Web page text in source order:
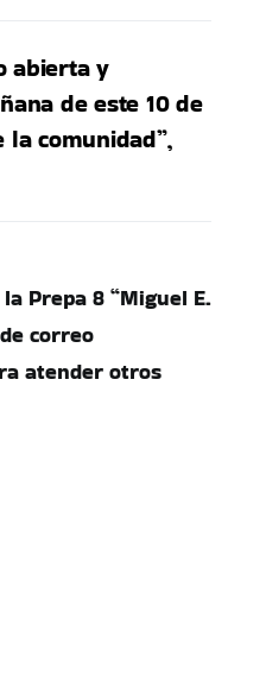
abierta y
de este 10 de
comunidad”,
Prepa 8 “Miguel E.
correo
atender otros